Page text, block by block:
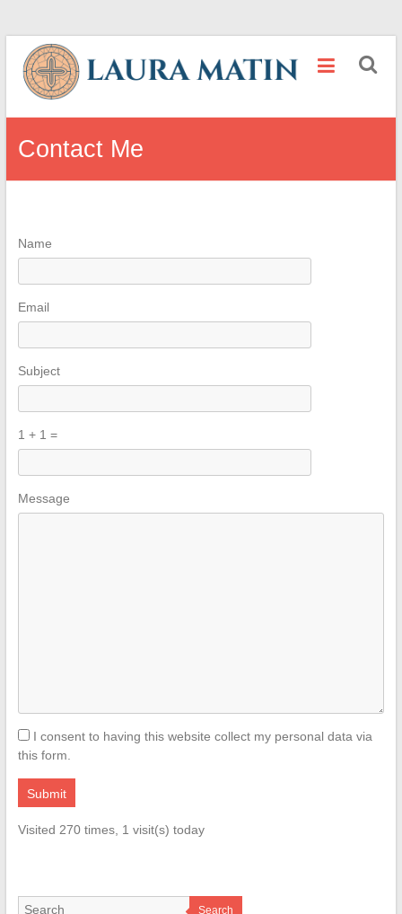
content
Kisah
dan
Laura
Contact Me
Name
Email
Subject
1 + 1 =
Please
ignore
Please
ignore
Message
I consent to having this website collect my personal data via
this form.
Submit
Visited 270 times, 1 visit(s) today
Search